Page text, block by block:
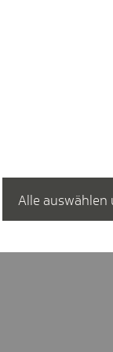
Alle auswählen